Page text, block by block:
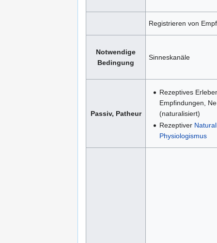
Registrieren von
Notwendige
Bedingung
Sinneskanäle
Passiv, Patheur
Rezeptives
Empfindungen,
(naturalisiert)
Rezeptiver
Physiologismus